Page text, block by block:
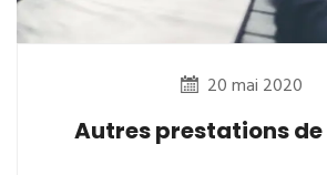
20 mai 2020
Autres prestations